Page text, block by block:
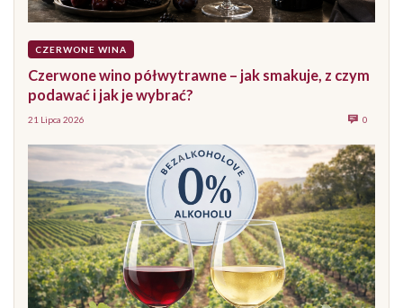
CZERWONE WINA
Czerwone wino półwytrawne – jak smakuje, z czym
podawać i jak je wybrać?
21 Lipca 2026 0